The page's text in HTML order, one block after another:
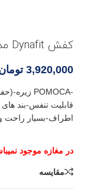
کفش Dynafit مدل FELINE SL
3,920,000
قابلیت تنفس-بند
اطراف-بسیار راحت
مقایسه